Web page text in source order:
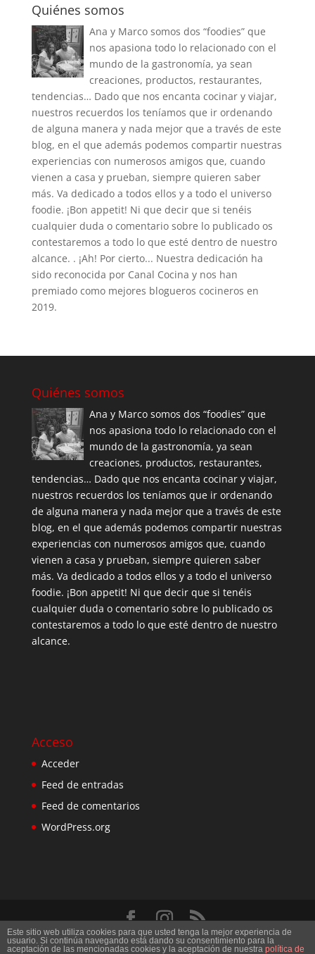
Quiénes somos
Ana y Marco somos dos “foodies” que
nos apasiona todo lo relacionado con el
mundo de la gastronomía, ya sean
creaciones, productos, restaurantes,
tendencias… Dado que nos encanta cocinar y viajar,
nuestros recuerdos los teníamos que ir ordenando
de alguna manera y nada mejor que a través de este
blog, en el que además podemos compartir nuestras
experiencias con numerosos amigos que, cuando
vienen a casa y prueban, siempre quieren saber
más. Va dedicado a todos ellos y a todo el universo
foodie. ¡Bon appetit! Ni que decir que si tenéis
cualquier duda o comentario sobre lo publicado os
contestaremos a todo lo que esté dentro de nuestro
alcance. . ¡Ah! Por cierto... Nuestra dedicación ha
sido reconocida por Canal Cocina y nos han
premiado como mejores blogueros cocineros en
2019.
Quiénes somos
Ana y Marco somos dos “foodies” que
nos apasiona todo lo relacionado con el
mundo de la gastronomía, ya sean
creaciones, productos, restaurantes,
tendencias… Dado que nos encanta cocinar y viajar,
nuestros recuerdos los teníamos que ir ordenando
de alguna manera y nada mejor que a través de este
blog, en el que además podemos compartir nuestras
experiencias con numerosos amigos que, cuando
vienen a casa y prueban, siempre quieren saber
más. Va dedicado a todos ellos y a todo el universo
foodie. ¡Bon appetit! Ni que decir que si tenéis
cualquier duda o comentario sobre lo publicado os
contestaremos a todo lo que esté dentro de nuestro
alcance.
Acceso
Acceder
Feed de entradas
Feed de comentarios
WordPress.org
Diseñado porElegant Themes| Desarrollado por
Este sitio web utiliza cookies para que usted tenga la mejor experiencia de
usuario. Si continúa navegando está dando su consentimiento para la
aceptación de las mencionadas cookies y la aceptación de nuestra política de